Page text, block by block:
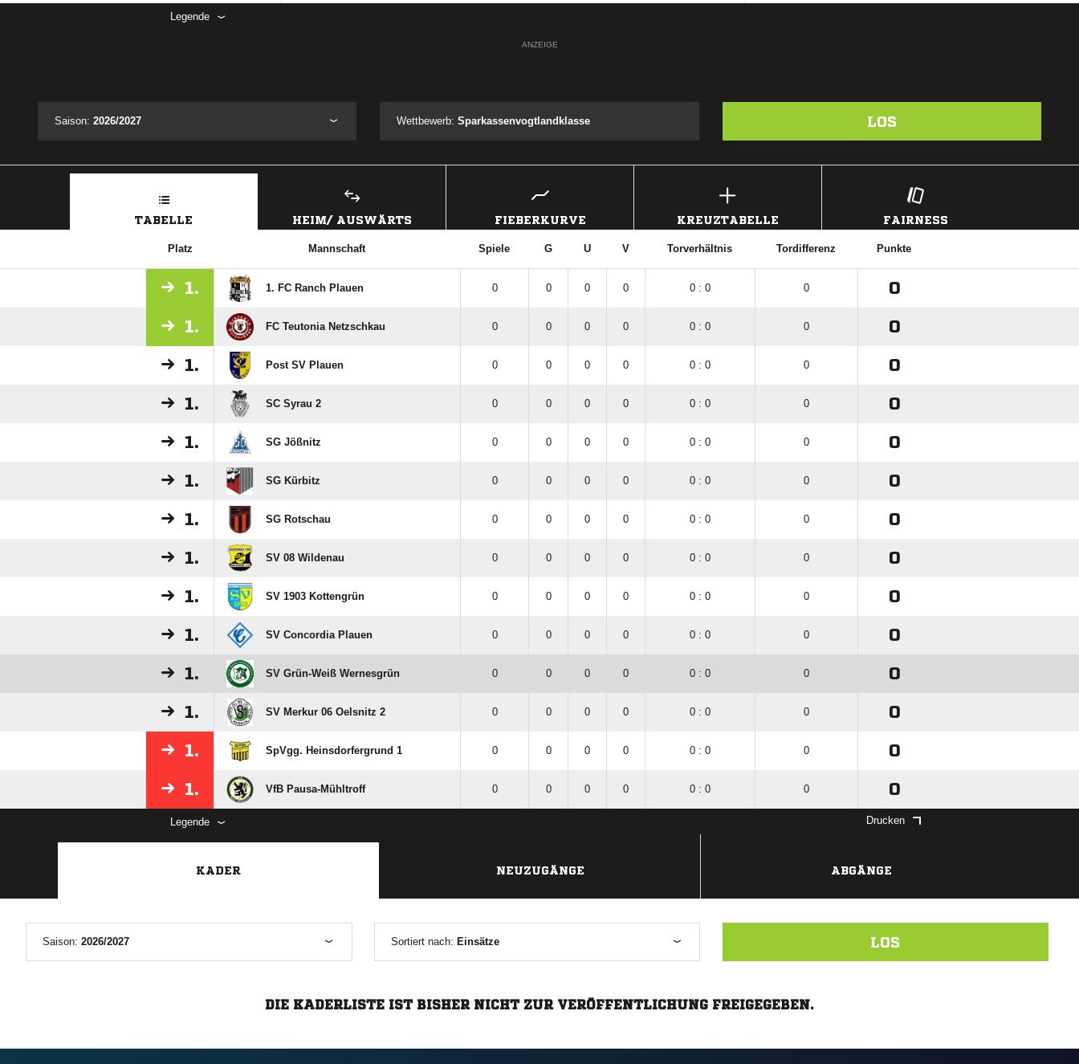
Legende
ANZEIGE
Saison: 2026/2027 Wettbewerb:Sparkassenvogtlandklasse LOS
TABELLE HEIM/ AUSWÄRTS FIEBERKURVE KREUZTABELLE FAIRNESS
Platz Mannschaft Spiele G U V Torverhältnis Tordifferenz Punkte
1. 1. FC Ranch Plauen 0 0 0 0 0 : 0 0 0
1. FC Teutonia Netzschkau 0 0 0 0 0 : 0 0 0
1. Post SV Plauen 0 0 0 0 0 : 0 0 0
1. SC Syrau 2 0 0 0 0 0 : 0 0 0
1. SG Jößnitz 0 0 0 0 0 : 0 0 0
1. SG Kürbitz 0 0 0 0 0 : 0 0 0
1. SG Rotschau 0 0 0 0 0 : 0 0 0
1. SV 08 Wildenau 0 0 0 0 0 : 0 0 0
1. SV 1903 Kottengrün 0 0 0 0 0 : 0 0 0
1. SV Concordia Plauen 0 0 0 0 0 : 0 0 0
1. SV Grün-Weiß Wernesgrün 0 0 0 0 0 : 0 0 0
1. SV Merkur 06 Oelsnitz 2 0 0 0 0 0 : 0 0 0
1. SpVgg. Heinsdorfergrund 1 0 0 0 0 0 : 0 0 0
1. VfB Pausa-Mühltroff 0 0 0 0 0 : 0 0 0
Legende Drucken
KADER NEUZUGÄNGE ABGÄNGE
Saison: 2026/2027 Sortiert nach: Einsätze LOS
DIE KADERLISTE IST BISHER NICHT ZUR VERÖFFENTLICHUNG FREIGEGEBEN.